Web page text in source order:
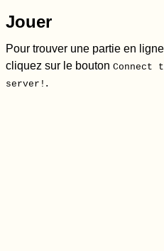
Jouer
Pour trouver une partie en
cliquez sur le bouton Connect
server! .